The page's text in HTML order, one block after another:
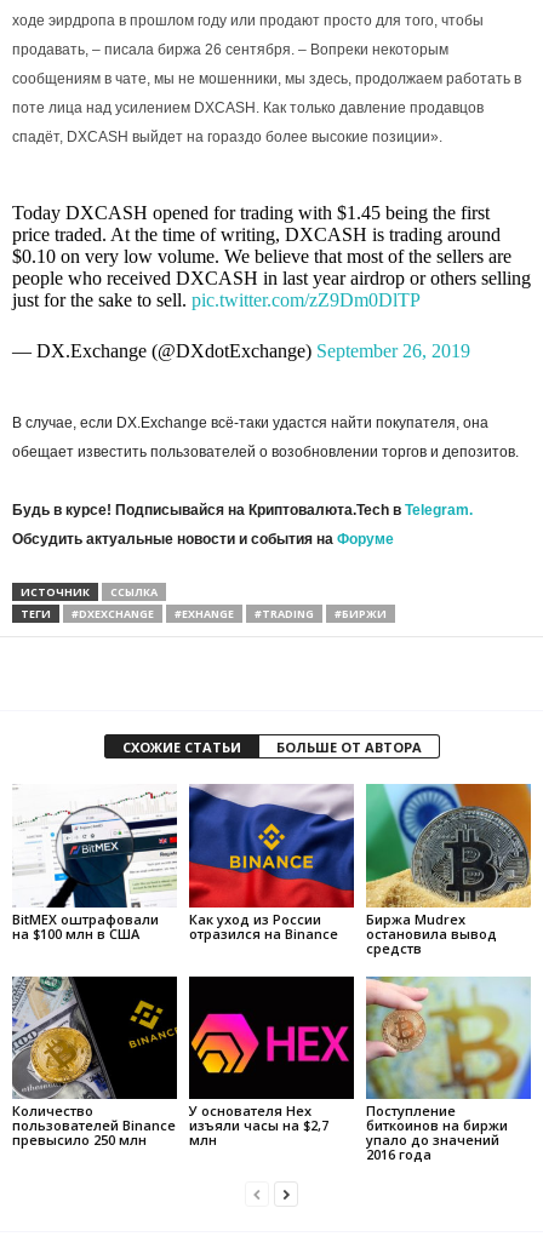
ходе эирдропа в прошлом году или продают просто для того, чтобы
продавать, – писала биржа 26 сентября. – Вопреки некоторым
сообщениям в чате, мы не мошенники, мы здесь, продолжаем работать в
поте лица над усилением DXCASH. Как только давление продавцов
спадёт, DXCASH выйдет на гораздо более высокие позиции».
Today DXCASH opened for trading with $1.45 being the first
price traded. At the time of writing, DXCASH is trading around
$0.10 on very low volume. We believe that most of the sellers are
people who received DXCASH in last year airdrop or others selling
just for the sake to sell. pic.twitter.com/zZ9Dm0DlTP
— DX.Exchange (@DXdotExchange) September 26, 2019
В случае, если DX.Exchange всё-таки удастся найти покупателя, она
обещает известить пользователей о возобновлении торгов и депозитов.
Будь в курсе! Подписывайся на Криптовалюта.Tech в Telegram.
Обсудить актуальные новости и события на Форуме
ИСТОЧНИК
ССЫЛКА
ТЕГИ
#DXEXCHANGE #EXHANGE #TRADING #БИРЖИ
СХОЖИЕ СТАТЬИ БОЛЬШЕ ОТ АВТОРА
BitMEX оштрафовали
на $100 млн в США
Как уход из России
отразился на Binance
Биржа Mudrex
остановила вывод
средств
Количество
пользователей Binance
превысило 250 млн
У основателя Hex
изъяли часы на $2,7
млн
Поступление
биткоинов на биржи
упало до значений
2016 года